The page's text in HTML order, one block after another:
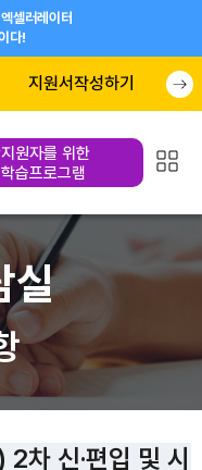
셀러레이터
다!
지원서작성하기
원자를 위한
습프로그램
실
차 신·편입 및 시